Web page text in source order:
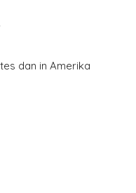
dan in Amerika